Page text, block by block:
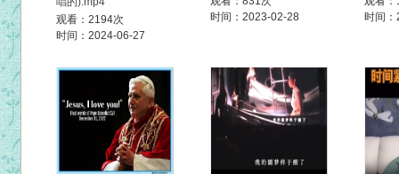
观看：2194次
时间：2024-06-27
时间：2023-02-28
时间